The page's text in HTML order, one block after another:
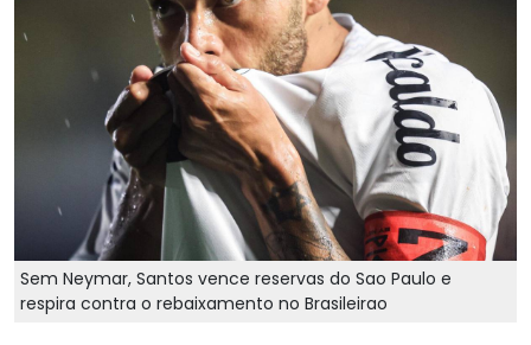
Sem Neymar, Santos vence reservas do Sao Paulo e
respira contra o rebaixamento no Brasileirao